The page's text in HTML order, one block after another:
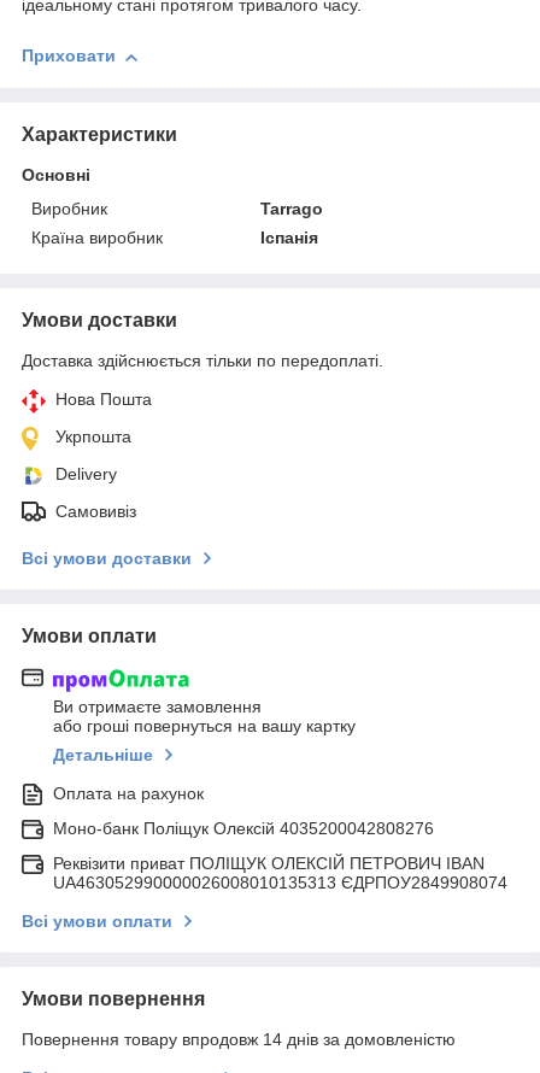
ідеальному стані протягом тривалого часу.
Приховати
Характеристики
Основні
Виробник
Tarrago
Країна виробник
Іспанія
Умови доставки
Доставка здійснюється тільки по передоплаті.
Нова Пошта
Укрпошта
Delivery
Самовивіз
Всі умови доставки
Умови оплати
Ви отримаєте замовлення
або гроші повернуться на вашу картку
Детальніше
Оплата на рахунок
Моно-банк Поліщук Олексій 4035200042808276
Реквізити приват ПОЛІЩУК ОЛЕКСІЙ ПЕТРОВИЧ IBAN
UA463052990000026008010135313 ЄДРПОУ2849908074
Всі умови оплати
Умови повернення
Повернення товару впродовж 14 днів за домовленістю